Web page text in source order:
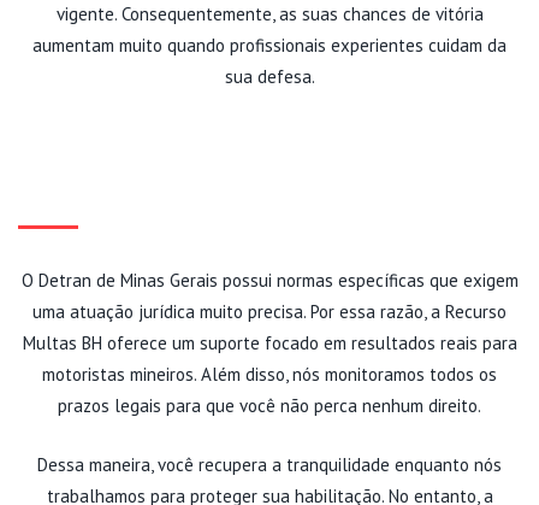
vigente. Consequentemente, as suas chances de vitória
aumentam muito quando profissionais experientes cuidam da
sua defesa.
O Detran de Minas Gerais possui normas específicas que exigem
uma atuação jurídica muito precisa. Por essa razão, a Recurso
Multas BH oferece um suporte focado em resultados reais para
motoristas mineiros. Além disso, nós monitoramos todos os
prazos legais para que você não perca nenhum direito.
Dessa maneira, você recupera a tranquilidade enquanto nós
trabalhamos para proteger sua habilitação. No entanto, a